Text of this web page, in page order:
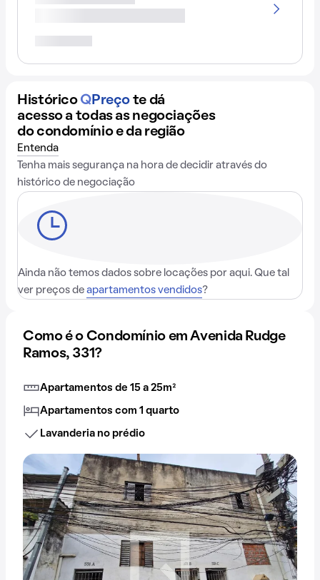
Histórico QPreço te dá
acesso a todas as negociações
do condomínio e da região
Entenda
Tenha mais segurança na hora de decidir através do
histórico de negociação
Ainda não temos dados sobre locações por aqui. Que tal
ver preços de apartamentos vendidos?
Como é o Condomínio em Avenida Rudge
Ramos, 331?
Apartamentos de 15 a 25m²
Apartamentos com 1 quarto
Lavanderia no prédio